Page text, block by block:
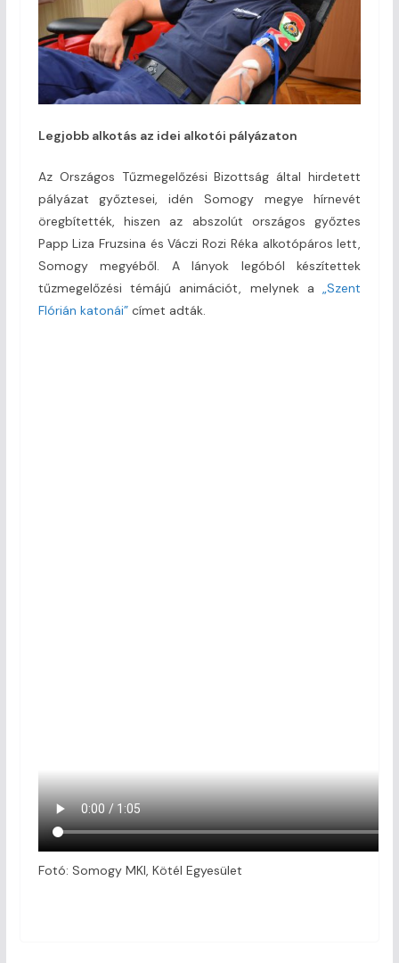
Legjobb alkotás az idei alkotói pályázaton
Az Országos Tűzmegelőzési Bizottság által hirdetett
pályázat győztesei, idén Somogy megye hírnevét
öregbítették, hiszen az abszolút országos győztes
Papp Liza Fruzsina és Váczi Rozi Réka alkotópáros lett,
Somogy megyéből. A lányok legóból készítettek
tűzmegelőzési témájú animációt, melynek a„Szent
Flórián katonái”címet adták.
Fotó: Somogy MKI, Kötél Egyesület